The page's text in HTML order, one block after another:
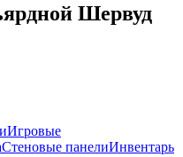
Шервуд
Игровые
Стеновые панелиИнвентарь